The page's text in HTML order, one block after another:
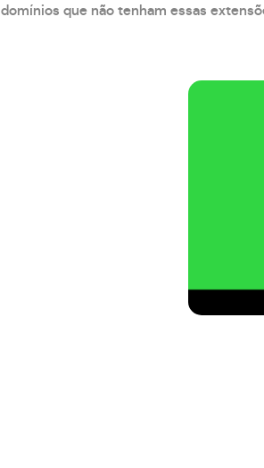
domínios que não tenham essas